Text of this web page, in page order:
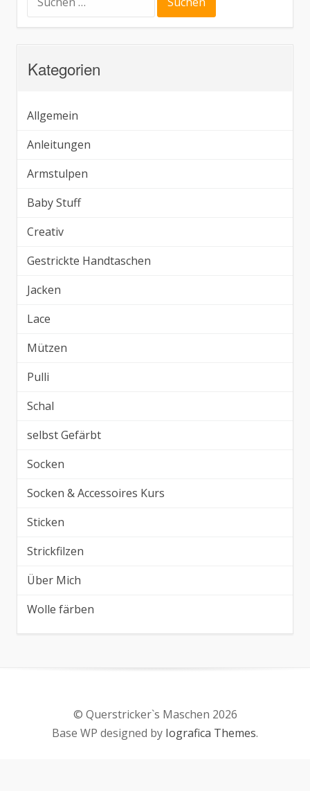
nach:
Kategorien
Allgemein
Anleitungen
Armstulpen
Baby Stuff
Creativ
Gestrickte Handtaschen
Jacken
Lace
Mützen
Pulli
Schal
selbst Gefärbt
Socken
Socken & Accessoires Kurs
Sticken
Strickfilzen
Über Mich
Wolle färben
© Querstricker`s Maschen 2026
Base WP designed by Iografica Themes.